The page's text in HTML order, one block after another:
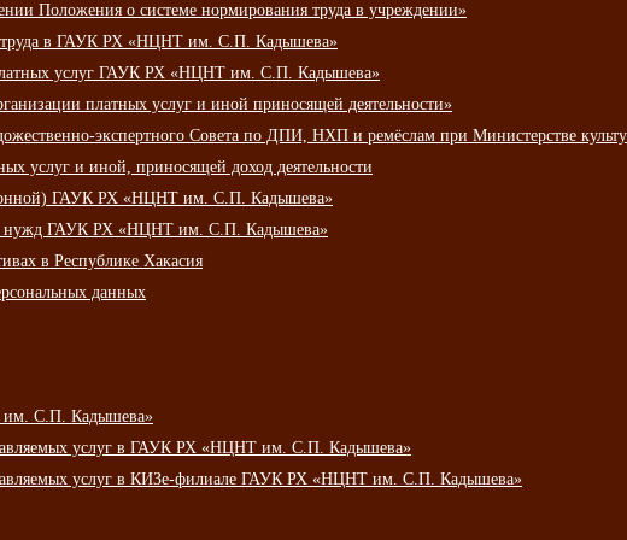
Положения о системе нормирования труда в учреждении»
в ГАУК РХ «НЦНТ им. С.П. Кадышева»
услуг ГАУК РХ «НЦНТ им. С.П. Кадышева»
платных услуг и иной приносящей деятельности»
экспертного Совета по ДПИ, НХП и ремёслам при Министерстве
услуг и иной, приносящей доход деятельности
ГАУК РХ «НЦНТ им. С.П. Кадышева»
нужд ГАУК РХ «НЦНТ им. С.П. Кадышева»
в Республике Хакасия
данных
им. С.П. Кадышева»
услуг в ГАУК РХ «НЦНТ им. С.П. Кадышева»
услуг в КИЗе-филиале ГАУК РХ «НЦНТ им. С.П. Кадышева»